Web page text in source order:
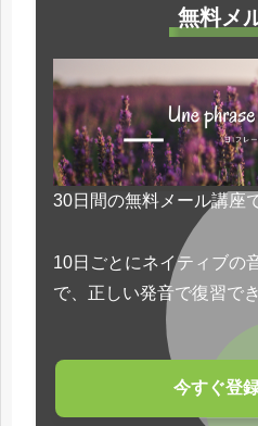
無料メ
30日間の無料メール講座
10日ごとにネイティブの
で、正しい発音で復習でき
今すぐ登